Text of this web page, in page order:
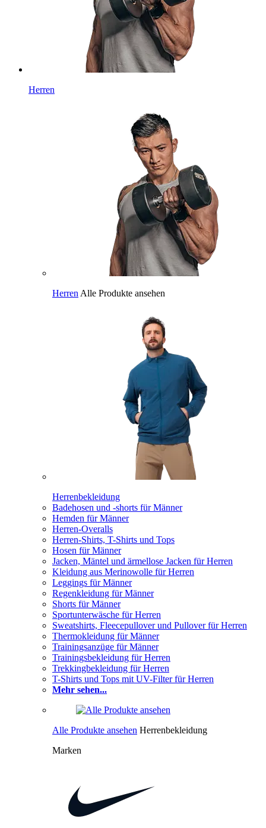
Herren
Herren Alle Produkte ansehen
Herrenbekleidung
Badehosen und -shorts für Männer
Hemden für Männer
Herren-Overalls
Herren-Shirts, T-Shirts und Tops
Hosen für Männer
Jacken, Mäntel und ärmellose Jacken für Herren
Kleidung aus Merinowolle für Herren
Leggings für Männer
Regenkleidung für Männer
Shorts für Männer
Sportunterwäsche für Herren
Sweatshirts, Fleecepullover und Pullover für Herren
Thermokleidung für Männer
Trainingsanzüge für Männer
Trainingsbekleidung für Herren
Trekkingbekleidung für Herren
T-Shirts und Tops mit UV-Filter für Herren
Mehr sehen...
Alle Produkte ansehen Herrenbekleidung
Marken